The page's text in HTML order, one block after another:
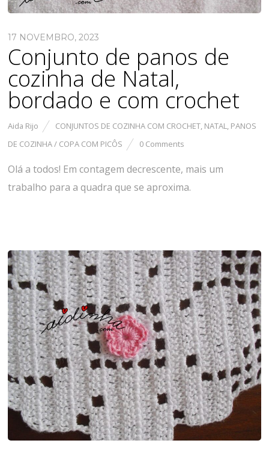
17 NOVEMBRO, 2023
Conjunto de panos de
cozinha de Natal,
bordado e com crochet
Aida Rijo CONJUNTOS DE COZINHA COM CROCHET, NATAL, PANOS
DE COZINHA / COPA COM PICÔS
0 Comments
Olá a todos! Em contagem decrescente, mais um
trabalho para a quadra que se aproxima.